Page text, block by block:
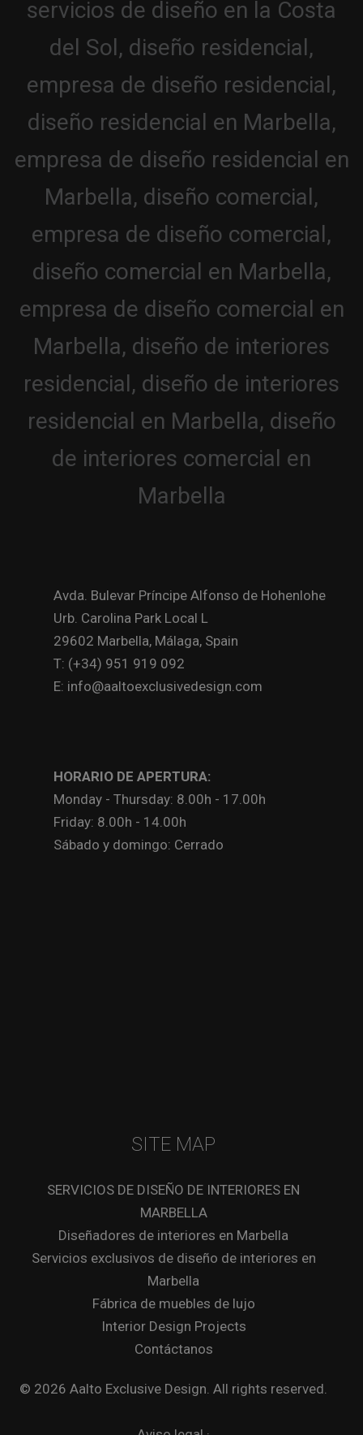
Avda. Bulevar Príncipe Alfonso de Hohenlohe
Urb. Carolina Park Local L
29602 Marbella, Málaga, Spain
T: (+34) 951 919 092
E: info@aaltoexclusivedesign.com
HORARIO DE APERTURA:
Monday - Thursday: 8.00h - 17.00h
Friday: 8.00h - 14.00h
Sábado y domingo: Cerrado
SITE MAP
SERVICIOS DE DISEÑO DE INTERIORES EN
MARBELLA
Diseñadores de interiores en Marbella
Servicios exclusivos de diseño de interiores en
Marbella
Fábrica de muebles de lujo
Interior Design Projects
Contáctanos
© 2026 Aalto Exclusive Design. All rights reserved.